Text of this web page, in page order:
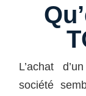
L’achat
société